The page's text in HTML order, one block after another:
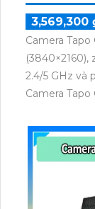
3,569,300
Camera
2.4/5 GHz và
Camera
thú cưng,
GB.